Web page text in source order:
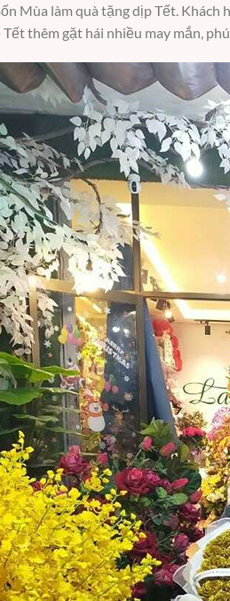
Mùa làm quà tặng dịp Tết.
thêm gặt hái nhiều may mắn,